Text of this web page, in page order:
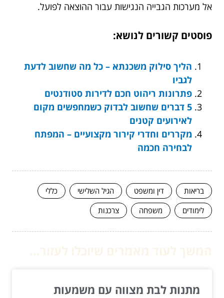
אל מערכות הגבייה הנגישות עבור ההוצאה לפועל.
פוסטים קשורים לנושא:
הליך סילוק משכנתא – כל מה שחשוב לדעת
לגביו
פתרונות ריהוט חכם לדירות סטודנטים
5 דברים שחשוב לבדוק כשמחפשים מקום
לאירועים קטנים
מקררים וחדרי קירור מקצועיים – המפתח
לבחירה חכמה
בריאות דין ומשפט הגיל השלישי
כללי
לימודים
משפחה צרכנות
מתנות לבת מצווה עם משמעות